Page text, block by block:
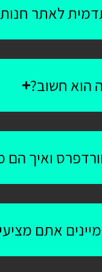
לאתר
הוא חשוב?
ואיך
אתם